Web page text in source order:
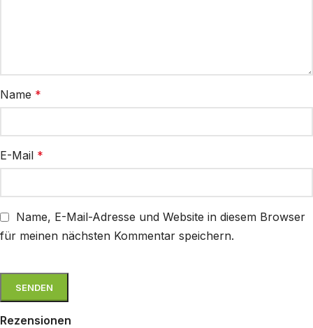
Rezensionen
Name *
E-Mail *
Name, E-Mail-Adresse und Website in diesem Browser
für meinen nächsten Kommentar speichern.